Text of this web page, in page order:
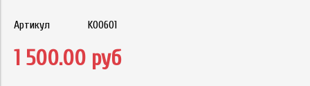
Артикул K00601
1 500.00 руб